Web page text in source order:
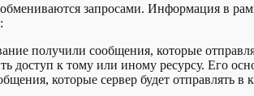
запросами. Информация в
получили сообщения, которые
доступ к тому или иному ресурсу. Его
которые сервер будет отправлять в